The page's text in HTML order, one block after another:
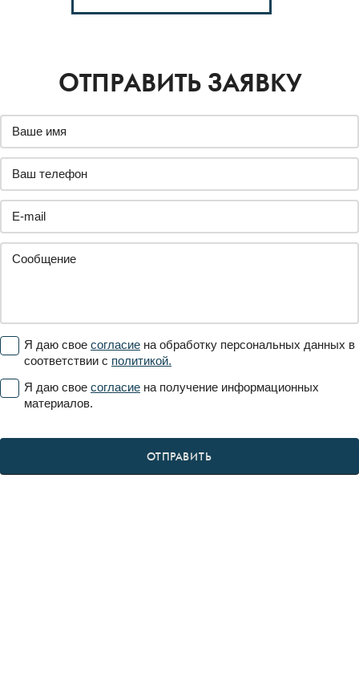
ОТПРАВИТЬ ЗАЯВКУ
Я даю свое согласие на обработку персональных данных в
соответствии с политикой.
Я даю свое согласие на получение информационных
материалов.